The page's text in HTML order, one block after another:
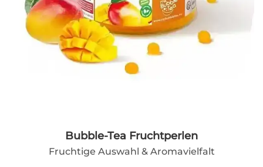
Bubble-Tea Fruchtperlen
Fruchtige Auswahl & Aromavielfalt